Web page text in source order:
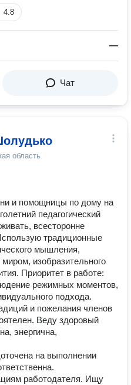
4.8
—
Чат
область
и помощницы по дому на
педагогический
всесторонне
традиционные
мышления,
изобразительного
Приоритет в работе:
режимных моментов,
подхода.
и пожелания членов
Веду здоровый
энергична,
на выполнении
работодателя. Ищу